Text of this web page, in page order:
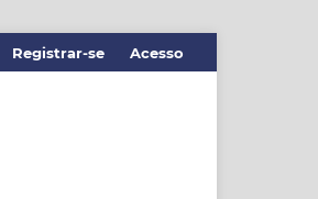
Registrar-se Acesso